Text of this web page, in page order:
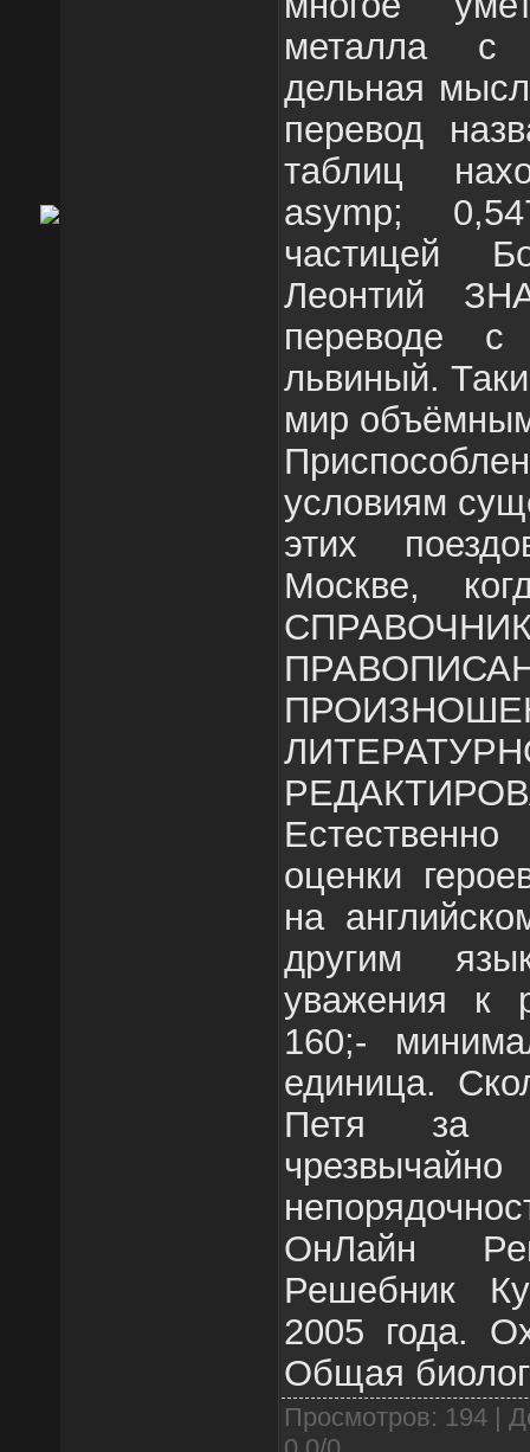
металла с
дельная
перевод
таблиц
asymp;
частицей
Леонтий
переводе с
львиный.
мир
условиям
этих
Москве,
оценки
на
другим
уважения к
160;-
единица.
Петя за
ОнЛайн
Решебник
2005 года.
Общая
Просмотров: 194 |